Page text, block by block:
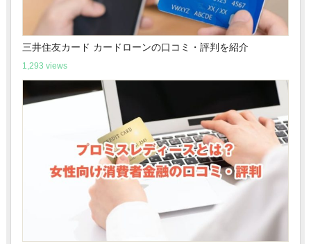
三井住友カード カードローンの口コミ・評判を紹介
1,293 views